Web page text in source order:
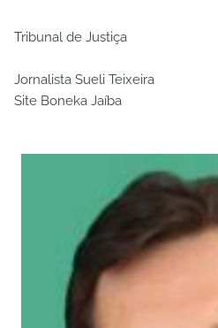
Tribunal de Justiça
Jornalista Sueli Teixeira
Site Boneka Jaíba